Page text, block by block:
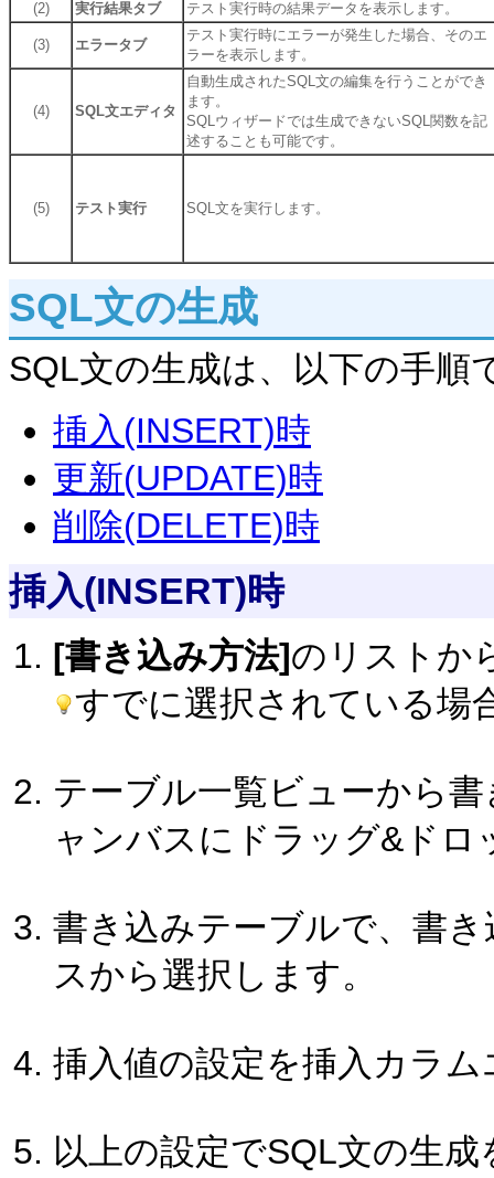
(2) 実行結果タブ テスト実行時の結果データを表示します。
(3) エラータブ
テスト実行時にエラーが発生した場合、そのエ
ラーを表示します。
(4) SQL文エディタ
自動生成されたSQL文の編集を行うことができ
ます。
SQLウィザードでは生成できないSQL関数を記
述することも可能です。
(5) テスト実行 SQL文を実行します。
SQL文の生成
SQL文の生成は、以下の手順
挿入(INSERT)時
更新(UPDATE)時
削除(DELETE)時
挿入(INSERT)時
[書き込み方法]のリストか
すでに選択されている場
テーブル一覧ビューから
ャンバスにドラッグ&ドロ
書き込みテーブルで、書
スから選択します。
挿入値の設定を挿入カラ
以上の設定でSQL文の生